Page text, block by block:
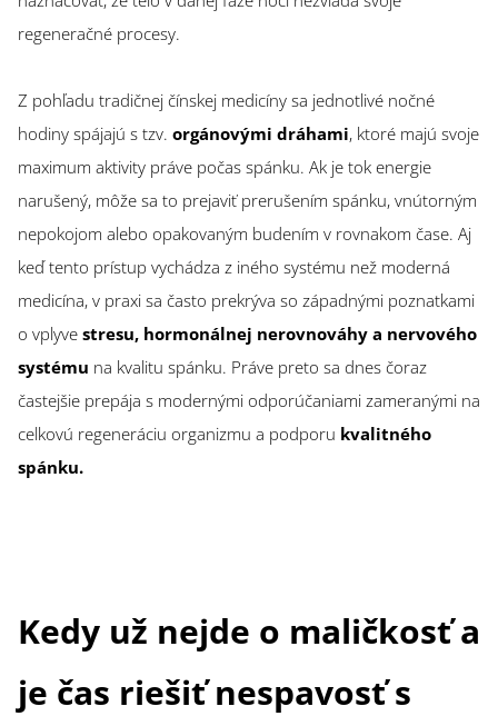
regeneračné procesy.
Z pohľadu tradičnej čínskej medicíny sa jednotlivé nočné
hodiny spájajú s tzv. orgánovými dráhami, ktoré majú svoje
maximum aktivity práve počas spánku. Ak je tok energie
narušený, môže sa to prejaviť prerušením spánku, vnútorným
nepokojom alebo opakovaným budením v rovnakom čase. Aj
keď tento prístup vychádza z iného systému než moderná
medicína, v praxi sa často prekrýva so západnými poznatkami
o vplyve stresu, hormonálnej nerovnováhy a nervového
systému na kvalitu spánku. Práve preto sa dnes čoraz
častejšie prepája s modernými odporúčaniami zameranými na
celkovú regeneráciu organizmu a podporu kvalitného
spánku.
Kedy už nejde o maličkosť a
je čas riešiť nespavosť s